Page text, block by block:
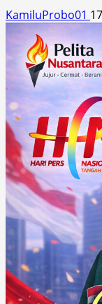
KamiluProbo01